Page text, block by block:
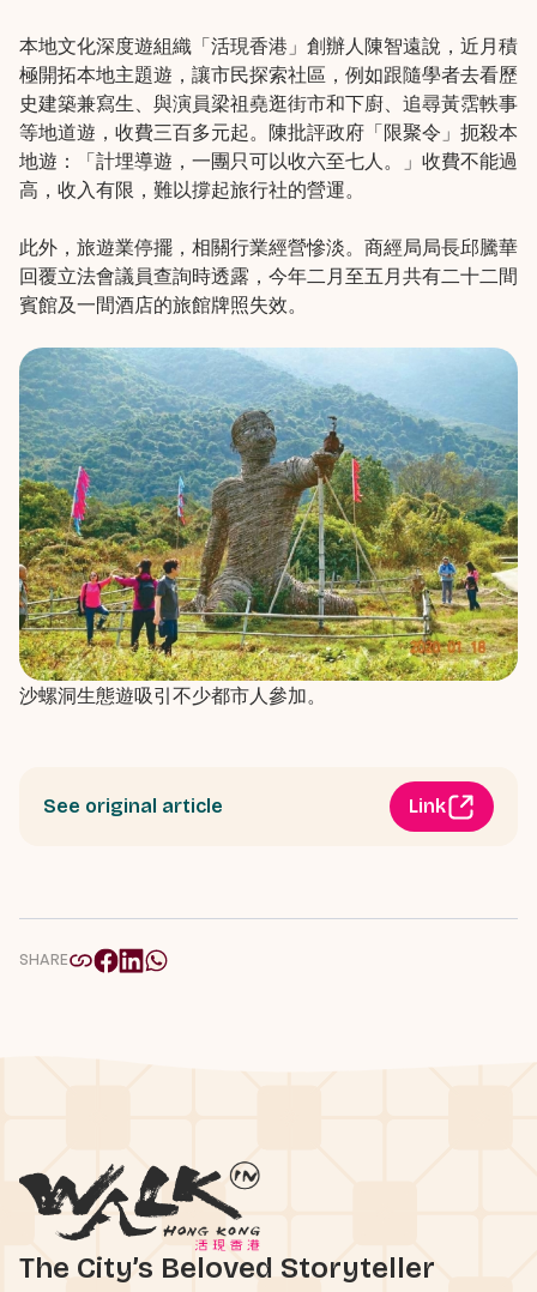
本地文化深度遊組織「活現香港」創辦人陳智遠說，近月積
極開拓本地主題遊，讓市民探索社區，例如跟隨學者去看歷
史建築兼寫生、與演員梁祖堯逛街市和下廚、追尋黃霑軼事
等地道遊，收費三百多元起。陳批評政府「限聚令」扼殺本
地遊：「計埋導遊，一團只可以收六至七人。」收費不能過
高，收入有限，難以撐起旅行社的營運。
此外，旅遊業停擺，相關行業經營慘淡。商經局局長邱騰華
回覆立法會議員查詢時透露，今年二月至五月共有二十二間
賓館及一間酒店的旅館牌照失效。
沙螺洞生態遊吸引不少都市人參加。
See original article Link
SHARE
The City’s Beloved Storyteller